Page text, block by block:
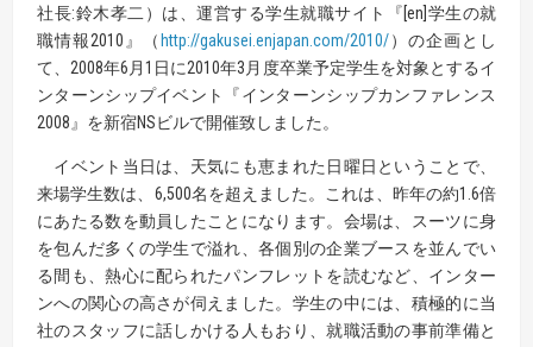
社長:鈴木孝二）は、運営する学生就職サイト『[en]学生の就
職情報2010』（ http://gakusei.enjapan.com/2010/）の企画とし
て、2008年6月1日に2010年3月度卒業予定学生を対象とするイ
ンターンシップイベント『インターンシップカンファレンス
2008』を新宿NSビルで開催致しました。
イベント当日は、天気にも恵まれた日曜日ということで、
来場学生数は、 6,500名を超えました。これは、昨年の約1.6倍
にあたる数を動員したことになります。会場は、スーツに身
を包んだ多くの学生で溢れ、各個別の企業ブースを並んでい
る間も、熱心に配られたパンフレットを読むなど、インター
ンへの関心の高さが伺えました。学生の中には、積極的に当
社のスタッフに話しかける人もおり、就職活動の事前準備と